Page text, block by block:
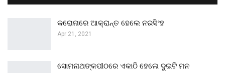
କରୋନାରେ ଆକ୍ରାନ୍ତ ହେଲେ ନରସିଂହ
Apr 21, 2021
ସୋମନାଥଙ୍କପୀଠରେ ଏକାଠି ହେଲେ ଦୁଇଟି ମନ